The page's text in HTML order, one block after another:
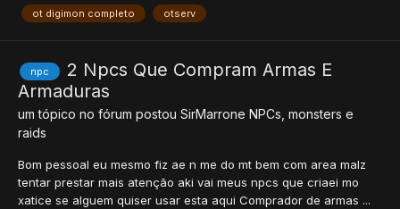
ot digimon completo otserv
npc
2 Npcs Que Compram Armas E
Armaduras
um tópico no fórum postou SirMarrone NPCs, monsters e
raids
Bom pessoal eu mesmo fiz ae n me do mt bem com area malz
tentar prestar mais atenção aki vai meus npcs que criaei mo
xatice se alguem quiser usar esta aqui Comprador de armas ...